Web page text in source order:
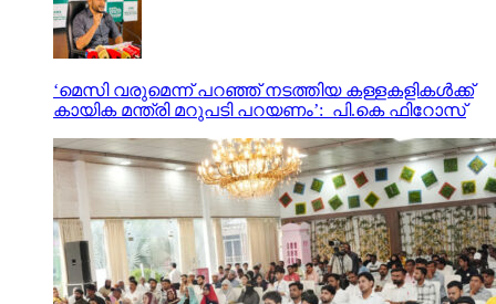
‘മെസി വരുമെന്ന് പറഞ്ഞ് നടത്തിയ കള്ളകളികൾക്ക്
കായിക മന്ത്രി മറുപടി പറയണം’: പി.കെ ഫിറോസ്